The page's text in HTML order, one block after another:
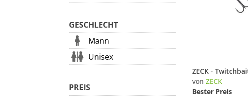
GESCHLECHT
Mann
Unisex
PREIS
von ZECK
Bester Preis